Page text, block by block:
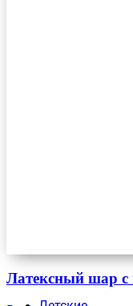
Латексный шар с